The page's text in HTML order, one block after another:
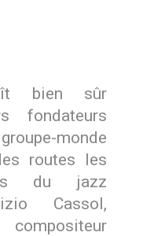
bien sûr
fondateurs
monde
routes les
du jazz
Cassol,
compositeur